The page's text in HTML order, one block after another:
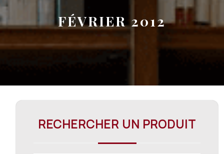
FÉVRIER 2012
RECHERCHER UN PRODUIT